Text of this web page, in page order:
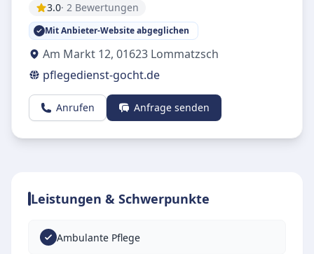
3.0· 2 Bewertungen
Mit Anbieter-Website abgeglichen
Am Markt 12, 01623 Lommatzsch
pflegedienst-gocht.de
Anrufen Anfrage senden
Leistungen & Schwerpunkte
Ambulante Pflege